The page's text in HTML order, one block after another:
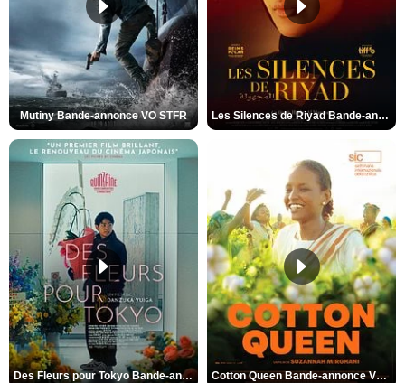
Mutiny Bande-annonce VO STFR Les Silences de Riyad Bande-annonce VO STFR
Des Fleurs pour Tokyo Bande-annonce VO STFR Cotton Queen Bande-annonce VO STFR